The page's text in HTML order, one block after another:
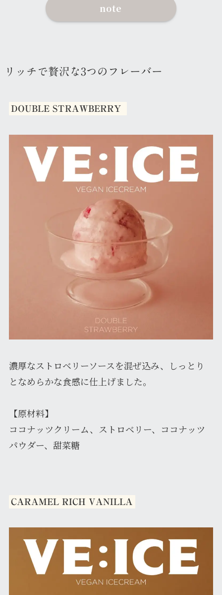
note
リッチで贅沢な3つのフレーバー
DOUBLE STRAWBERRY
濃厚なストロベリーソースを混ぜ込み、しっとり
となめらかな食感に仕上げました。
【原材料】
ココナッツクリーム、ストロベリー、ココナッツ
パウダー、甜菜糖
CARAMEL RICH VANILLA